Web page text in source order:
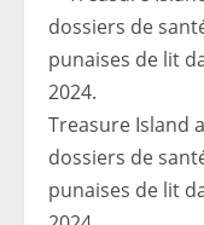
Treasure Island
dossiers de
punaises de lit